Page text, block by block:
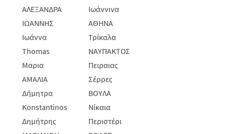
ΑΛΕΞΑΝΔΡΑ
Ιωάννινα
ΙΩΑΝΝΗΣ
ΑΘΗΝΑ
Ιωάννα
Τρίκαλα
Thomas
ΝΑΥΠΑΚΤΟΣ
Μαρια
Πειραιας
AMAΛIA
Σέρρες
Δήμητρα
ΒΟΥΛΑ
Konstantinos
Νίκαια
Δημήτρης
Περιστέρι